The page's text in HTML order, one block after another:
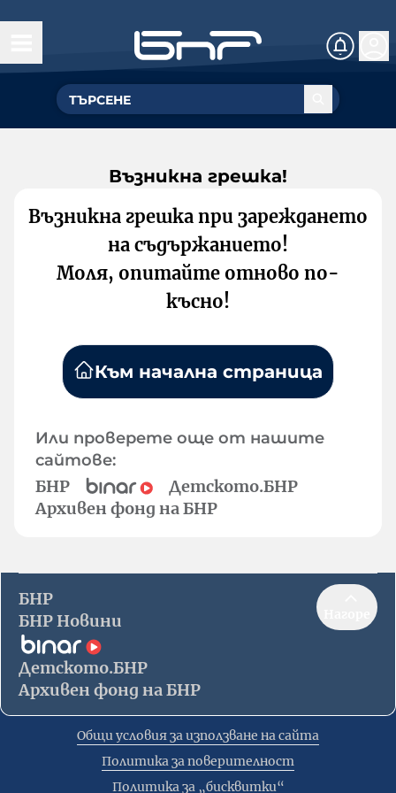
Възникна грешка!
Възникна грешка при зареждането
на съдържанието!
Моля, опитайте отново по-
късно!
Към начална страница
Или проверете още от нашите
сайтове:
БНР
Детското.БНР
Архивен фонд на БНР
БНР
БНР Новини
Детското.БНР
Архивен фонд на БНР
Общи условия за използване на сайта
Политика за поверителност
Политика за „бисквитки“